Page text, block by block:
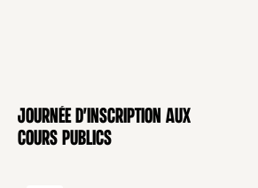
CONFÉRENCE
Journée d'inscription aux
cours publics